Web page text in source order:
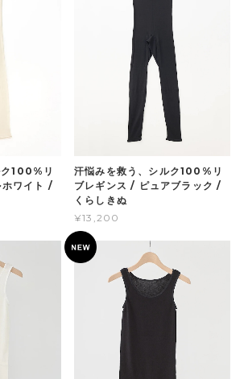
100%リ
ワイト /
汗悩みを救う、シルク100%リ
ブレギンス / ピュアブラック /
くらしきぬ
¥13,200